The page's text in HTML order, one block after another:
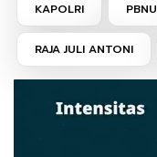
KAPOLRI PBNU
RAJA JULI ANTONI